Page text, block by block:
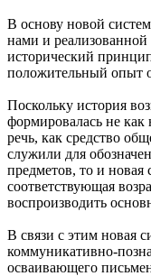
В основу новой
нами и реализованной
исторический
положительный опыт
Поскольку история
формировалась не
речь, как средство
служили для
предметов, то и новая
соответствующая
воспроизводить
В связи с этим новая
коммуникативно-
осваивающего